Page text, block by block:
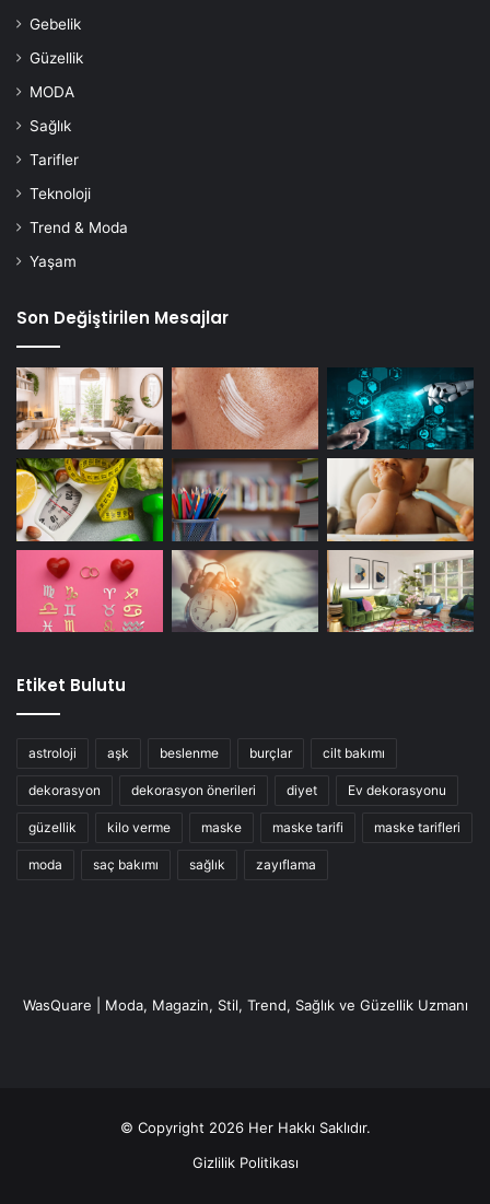
Gebelik
Güzellik
MODA
Sağlık
Tarifler
Teknoloji
Trend & Moda
Yaşam
Son Değiştirilen Mesajlar
Etiket Bulutu
astroloji aşk beslenme burçlar cilt bakımı
dekorasyon dekorasyon önerileri diyet Ev dekorasyonu
güzellik kilo verme maske maske tarifi maske tarifleri
moda saç bakımı sağlık zayıflama
WasQuare | Moda, Magazin, Stil, Trend, Sağlık ve Güzellik Uzmanı
© Copyright 2026 Her Hakkı Saklıdır.
Gizlilik Politikası